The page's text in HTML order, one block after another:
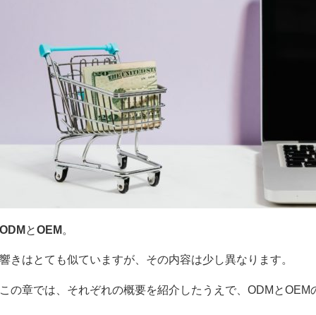
ODM とOEM 。
響きはとても似ていますが、その内容は少し異なります。
この章では、それぞれの概要を紹介したうえで、ODMとOEM